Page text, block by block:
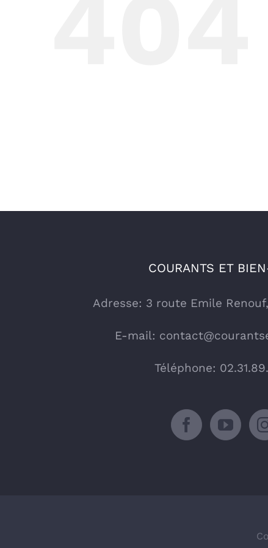
COURANTS ET
Adresse: 3 route Emile
E-mail:
Téléphone: